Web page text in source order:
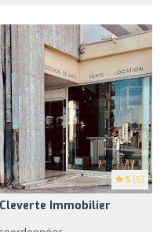
5 (5)
Immobilier